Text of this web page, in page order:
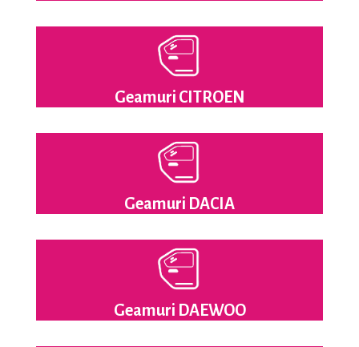
Geamuri CITROEN
Geamuri DACIA
Geamuri DAEWOO